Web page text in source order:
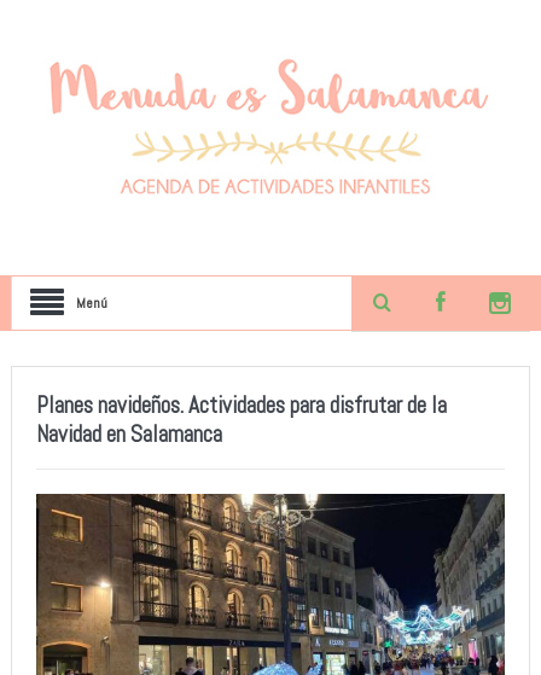
Menú
Planes navideños. Actividades para disfrutar de la
Navidad en Salamanca